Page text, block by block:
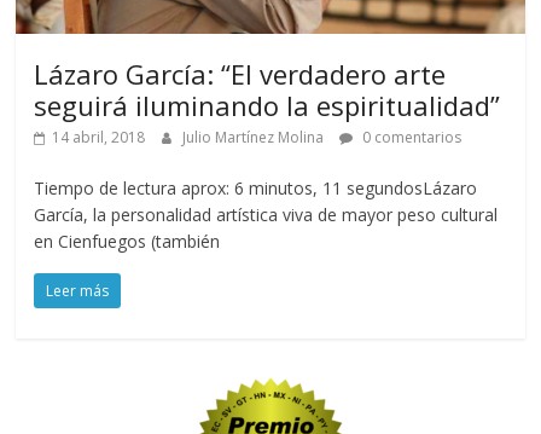
Lázaro García: “El verdadero arte
seguirá iluminando la espiritualidad”
14 abril, 2018 Julio Martínez Molina 0 comentarios
Tiempo de lectura aprox: 6 minutos, 11 segundosLázaro
García, la personalidad artística viva de mayor peso cultural
en Cienfuegos (también
Leer más